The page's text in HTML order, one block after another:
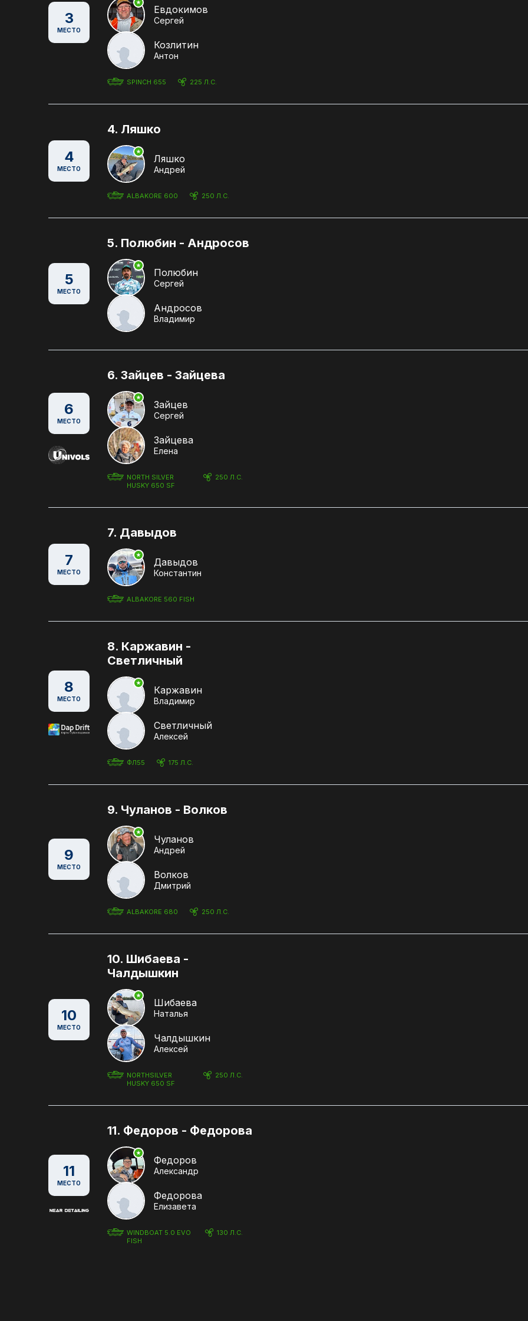
3
МЕСТО
Евдокимов
Сергей
Козлитин
Антон
SPINCH 655 225 Л.С.
4
МЕСТО
4. Ляшко
Ляшко
Андрей
ALBAKORE 600 250 Л.С.
5
МЕСТО
5. Полюбин - Андросов
Полюбин
Сергей
Андросов
Владимир
6
МЕСТО
6. Зайцев - Зайцева
Зайцев
Сергей
Зайцева
Елена
NORTH SILVER
HUSKY 650 SF
250 Л.С.
7
МЕСТО
7. Давыдов
Давыдов
Константин
ALBAKORE 560 FISH
8
МЕСТО
8. Каржавин -
Светличный
Каржавин
Владимир
Светличный
Алексей
ФЛ55 175 Л.С.
9
МЕСТО
9. Чуланов - Волков
Чуланов
Андрей
Волков
Дмитрий
ALBAKORE 680 250 Л.С.
10
МЕСТО
10. Шибаева -
Чалдышкин
Шибаева
Наталья
Чалдышкин
Алексей
NORTHSILVER
HUSKY 650 SF
250 Л.С.
11
МЕСТО
11. Федоров - Федорова
Федоров
Александр
Федорова
Елизавета
WINDBOAT 5.0 EVO
FISH
130 Л.С.